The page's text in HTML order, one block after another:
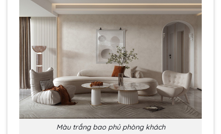
Màu trắng bao phủ phòng khách